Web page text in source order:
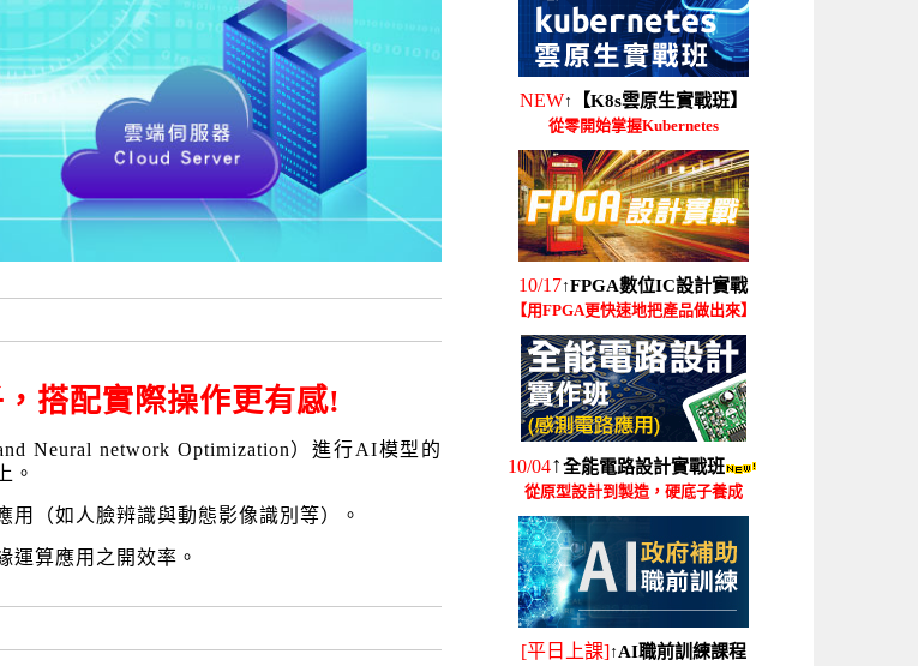
搭配實際操作更有感!
Neural network Optimization）進行AI模型的
。
（如人臉辨識與動態影像識別等）。
運算應用之開效率。
NEW↑ 【K8s雲原生實戰班】
從零開始掌握Kubernetes
10/17↑FPGA數位IC設計實戰
【用FPGA更快速地把產品做出來】
10/04↑全能電路設計實戰班
從原型設計到製造，硬底子養成
[平日上課]↑ AI職前訓練課程